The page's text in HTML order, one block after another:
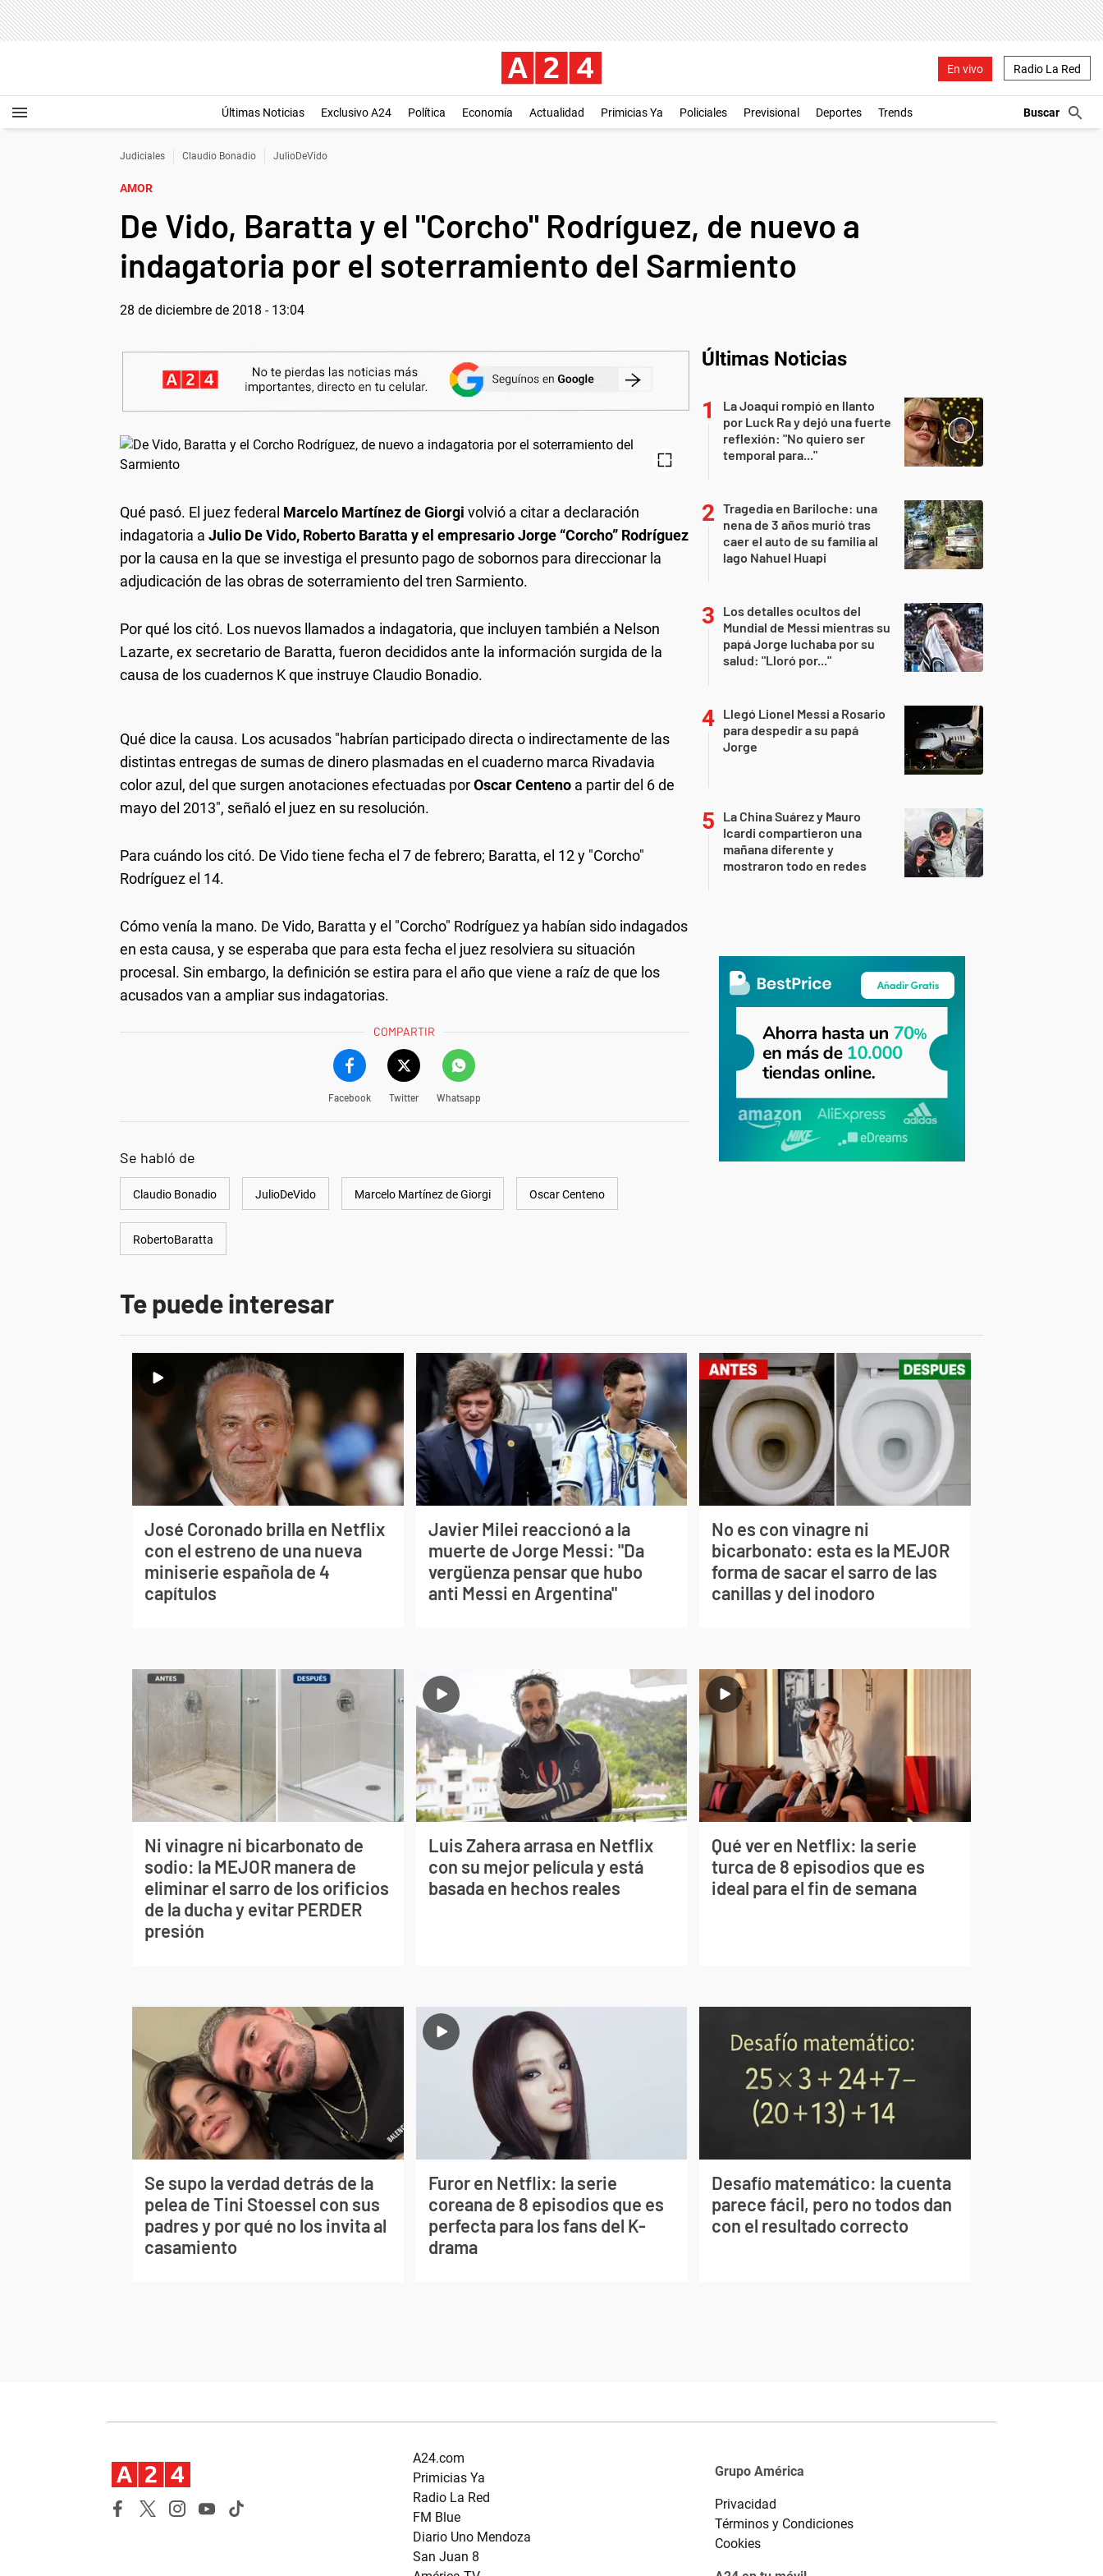
En vivo Radio La Red
Últimas Noticias Exclusivo A24 Política Economía Actualidad Primicias Ya Policiales Previsional Deportes Trends
Judiciales Claudio Bonadio JulioDeVido
AMOR
De Vido, Baratta y el "Corcho" Rodríguez, de nuevo a
indagatoria por el soterramiento del Sarmiento
28 de diciembre de 2018 - 13:04
Qué pasó. El juez federal Marcelo Martínez de Giorgi volvió a citar a declaración
indagatoria a Julio De Vido, Roberto Baratta y el empresario Jorge “Corcho” Rodríguez
por la causa en la que se investiga el presunto pago de sobornos para direccionar la
adjudicación de las obras de soterramiento del tren Sarmiento.
Por qué los citó. Los nuevos llamados a indagatoria, que incluyen también a Nelson
Lazarte, ex secretario de Baratta, fueron decididos ante la información surgida de la
causa de los cuadernos K que instruye Claudio Bonadio.
Qué dice la causa. Los acusados "habrían participado directa o indirectamente de las
distintas entregas de sumas de dinero plasmadas en el cuaderno marca Rivadavia
color azul, del que surgen anotaciones efectuadas porOscar Centeno a partir del 6 de
mayo del 2013", señaló el juez en su resolución.
Para cuándo los citó. De Vido tiene fecha el 7 de febrero; Baratta, el 12 y "Corcho"
Rodríguez el 14.
Cómo venía la mano. De Vido, Baratta y el "Corcho" Rodríguez ya habían sido indagados
en esta causa, y se esperaba que para esta fecha el juez resolviera su situación
procesal. Sin embargo, la definición se estira para el año que viene a raíz de que los
acusados van a ampliar sus indagatorias.
COMPARTIR
Facebook Twitter Whatsapp
Se habló de
Claudio Bonadio JulioDeVido Marcelo Martínez de Giorgi Oscar Centeno
RobertoBaratta
Últimas Noticias
La Joaqui rompió en llanto
por Luck Ra y dejó una fuerte
reflexión: "No quiero ser
temporal para..."
Tragedia en Bariloche: una
nena de 3 años murió tras
caer el auto de su familia al
lago Nahuel Huapi
Los detalles ocultos del
Mundial de Messi mientras su
papá Jorge luchaba por su
salud: "Lloró por..."
Llegó Lionel Messi a Rosario
para despedir a su papá
Jorge
La China Suárez y Mauro
Icardi compartieron una
mañana diferente y
mostraron todo en redes
Te puede interesar
José Coronado brilla en Netflix
con el estreno de una nueva
miniserie española de 4
capítulos
Javier Milei reaccionó a la
muerte de Jorge Messi: "Da
vergüenza pensar que hubo
anti Messi en Argentina"
No es con vinagre ni
bicarbonato: esta es la MEJOR
forma de sacar el sarro de las
canillas y del inodoro
Ni vinagre ni bicarbonato de
sodio: la MEJOR manera de
eliminar el sarro de los orificios
de la ducha y evitar PERDER
presión
Luis Zahera arrasa en Netflix
con su mejor película y está
basada en hechos reales
Qué ver en Netflix: la serie
turca de 8 episodios que es
ideal para el fin de semana
Se supo la verdad detrás de la
pelea de Tini Stoessel con sus
padres y por qué no los invita al
casamiento
Furor en Netflix: la serie
coreana de 8 episodios que es
perfecta para los fans del K-
drama
Desafío matemático: la cuenta
parece fácil, pero no todos dan
con el resultado correcto
A24.com
Primicias Ya
Radio La Red
FM Blue
Diario Uno Mendoza
San Juan 8
Grupo América
Privacidad
Términos y Condiciones
Cookies